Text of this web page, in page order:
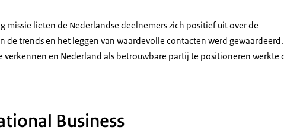
missie lieten de Nederlandse deelnemers zich positief uit over de
de trends en het leggen van waardevolle contacten werd gewaardeerd.
verkennen en Nederland als betrouwbare partij te positioneren werkte
Business